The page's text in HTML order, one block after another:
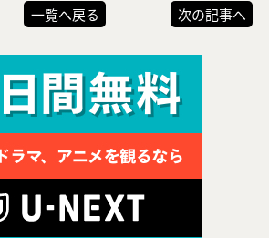
一覧へ戻る 次の記事へ